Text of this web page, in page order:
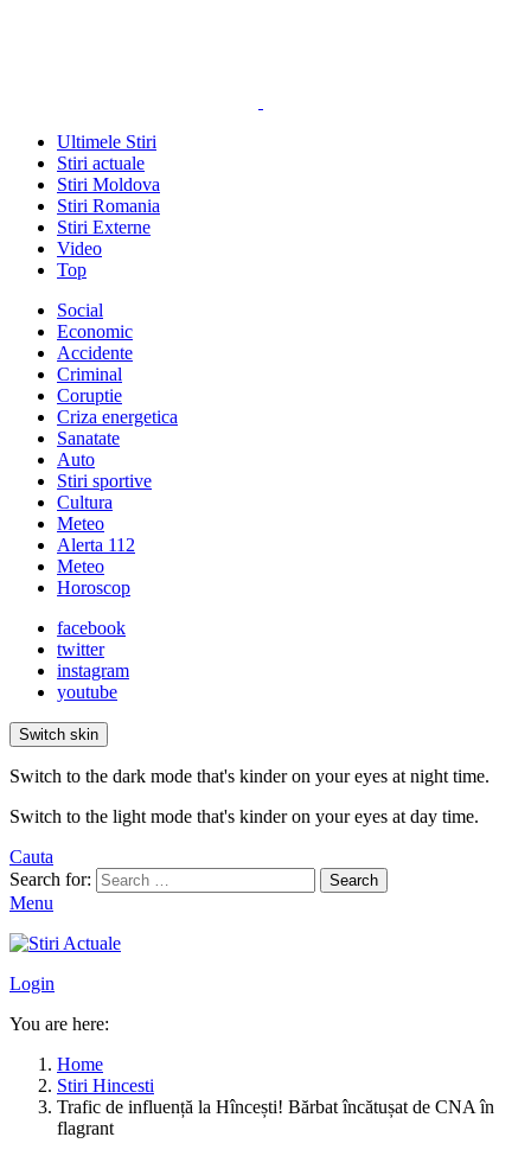
Ultimele Stiri
Stiri actuale
Stiri Moldova
Stiri Romania
Stiri Externe
Video
Top
Social
Economic
Accidente
Criminal
Coruptie
Criza energetica
Sanatate
Auto
Stiri sportive
Cultura
Meteo
Alerta 112
Meteo
Horoscop
facebook
twitter
instagram
youtube
Switch skin
Switch to the dark mode that's kinder on your eyes at night time.
Switch to the light mode that's kinder on your eyes at day time.
Cauta
Search for:
Search
Menu
Login
You are here:
Home
Stiri Hincesti
Trafic de influență la Hîncești! Bărbat încătușat de CNA în
flagrant